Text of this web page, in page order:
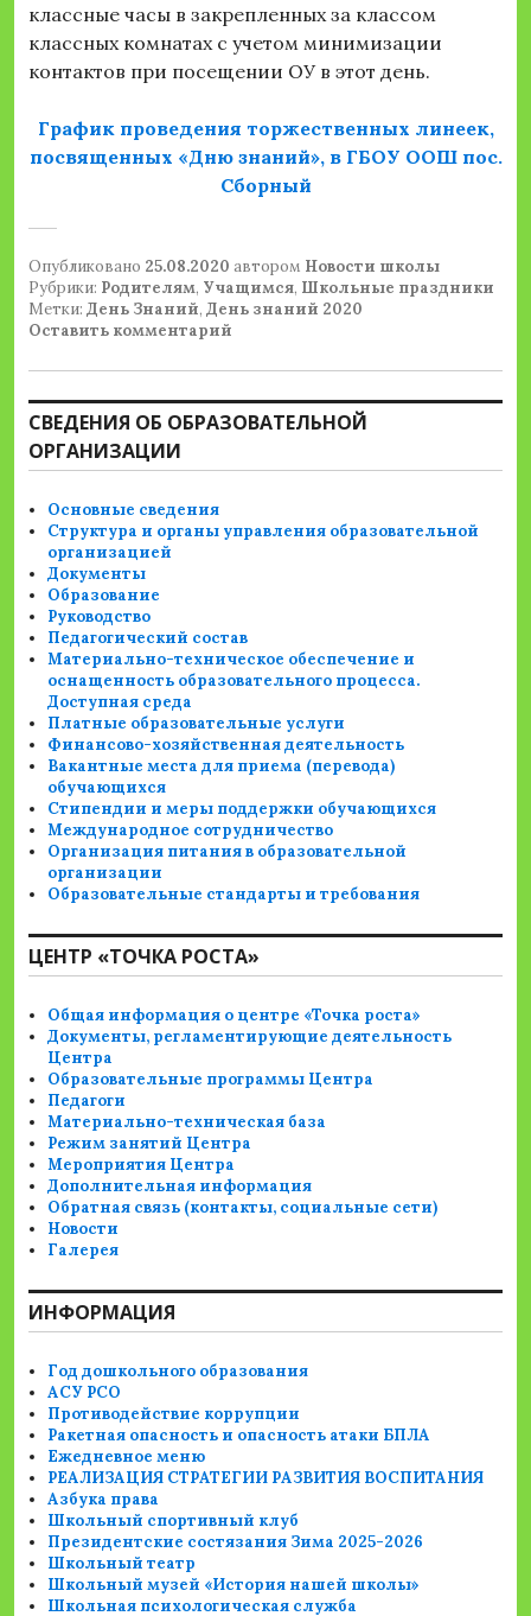
классные часы в закрепленных за классом
классных комнатах с учетом минимизации
контактов при посещении ОУ в этот день.
График проведения торжественных линеек,
посвященных «Дню знаний», в ГБОУ ООШ пос.
Сборный
Опубликовано 25.08.2020 автором Новости школы
Рубрики: Родителям, Учащимся, Школьные праздники
Метки: День Знаний, День знаний 2020
Оставить комментарий
СВЕДЕНИЯ ОБ ОБРАЗОВАТЕЛЬНОЙ
ОРГАНИЗАЦИИ
Основные сведения
Структура и органы управления образовательной
организацией
Документы
Образование
Руководство
Педагогический состав
Материально-техническое обеспечение и
оснащенность образовательного процесса.
Доступная среда
Платные образовательные услуги
Финансово-хозяйственная деятельность
Вакантные места для приема (перевода)
обучающихся
Стипендии и меры поддержки обучающихся
Международное сотрудничество
Организация питания в образовательной
организации
Образовательные стандарты и требования
ЦЕНТР «ТОЧКА РОСТА»
Общая информация о центре «Точка роста»
Документы, регламентирующие деятельность
Центра
Образовательные программы Центра
Педагоги
Материально-техническая база
Режим занятий Центра
Мероприятия Центра
Дополнительная информация
Обратная связь (контакты, социальные сети)
Новости
Галерея
ИНФОРМАЦИЯ
Год дошкольного образования
АСУ РСО
Противодействие коррупции
Ракетная опасность и опасность атаки БПЛА
Ежедневное меню
РЕАЛИЗАЦИЯ СТРАТЕГИИ РАЗВИТИЯ ВОСПИТАНИЯ
Азбука права
Школьный спортивный клуб
Президентские состязания Зима 2025-2026
Школьный театр
Школьный музей «История нашей школы»
Школьная психологическая служба